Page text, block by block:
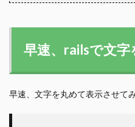
早速、railsで文字
早速、文字を丸めて表示させて